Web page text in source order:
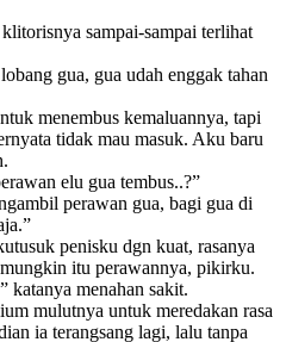
sampai-sampai terlihat
gua, gua udah enggak tahan
menembus kemaluannya, tapi
tidak mau masuk. Aku baru
elu gua tembus..?”
perawan gua, bagi gua di
penisku dgn kuat, rasanya
itu perawannya, pikirku.
katanya menahan sakit.
mulutnya untuk meredakan rasa
ia terangsang lagi, lalu tanpa